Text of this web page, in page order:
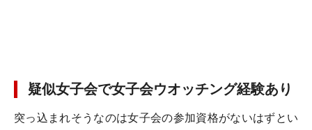
疑似女子会で女子会ウオッチング経験あり
突っ込まれそうなのは女子会の参加資格がないはずとい